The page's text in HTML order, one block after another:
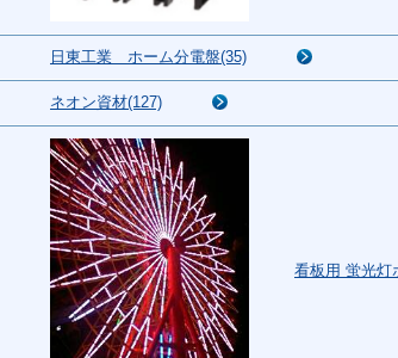
日東工業 ホーム分電盤(35)
ネオン資材(127)
看板用 蛍光灯